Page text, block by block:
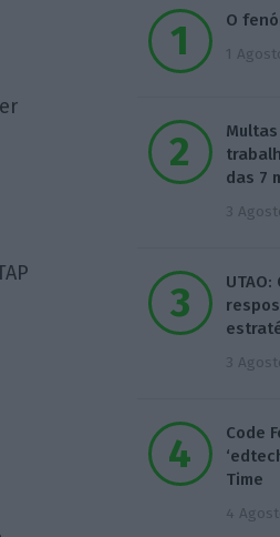
O
1
das 7
3
3
Code
Time
4